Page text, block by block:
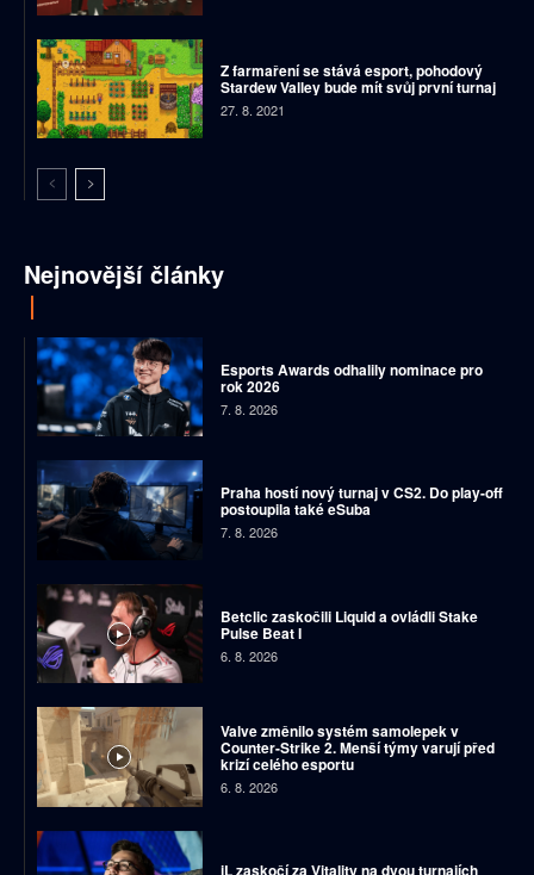
Z farmaření se stává esport, pohodový
Stardew Valley bude mít svůj první turnaj
27. 8. 2021
Nejnovější články
Esports Awards odhalily nominace pro
rok 2026
7. 8. 2026
Praha hostí nový turnaj v CS2. Do play-off
postoupila také eSuba
7. 8. 2026
Betclic zaskočili Liquid a ovládli Stake
Pulse Beat I
6. 8. 2026
Valve změnilo systém samolepek v
Counter-Strike 2. Menší týmy varují před
krizí celého esportu
6. 8. 2026
jL zaskočí za Vitality na dvou turnajích